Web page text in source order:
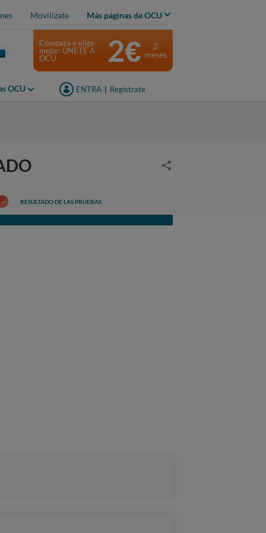
Movilízate Más páginas de OCU
OCU ENTRA Regístrate
Compara y elige
mejor: ÚNETE A
OCU
2€
2
meses
RESULTADO DE LAS PRUEBAS